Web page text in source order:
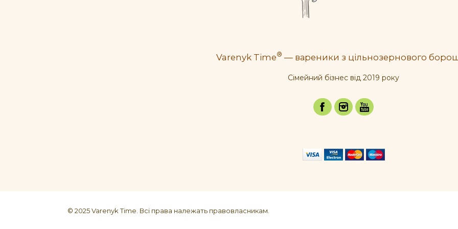
Varenyk Time® — вареники з цільнозернового
Cімейний бізнес від 2019 року
© 2025 Varenyk Time. Всі права належать правовласникам.